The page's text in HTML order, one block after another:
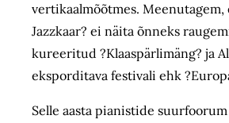
vertikaalmõõtmes.
Jazzkaar? ei näita õnneks
kureeritud ?Klaaspärlimäng? ja
eksporditava festivali ehk
Selle aasta pianistide